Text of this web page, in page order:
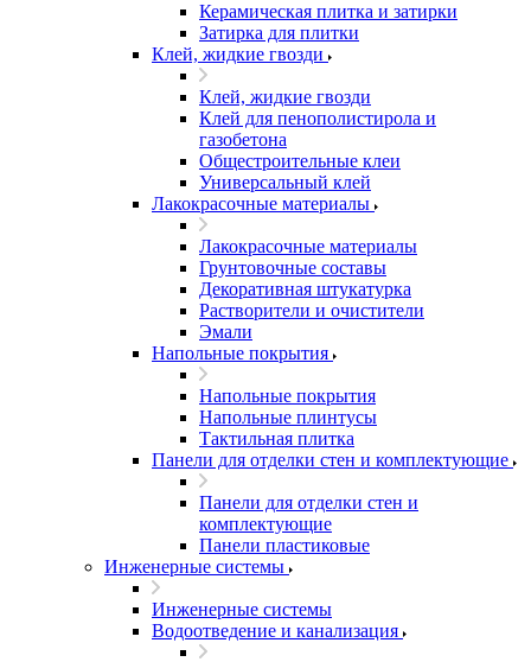
Керамическая плитка и затирки
Затирка для плитки
Клей, жидкие гвозди
Клей, жидкие гвозди
Клей для пенополистирола и
газобетона
Общестроительные клеи
Универсальный клей
Лакокрасочные материалы
Лакокрасочные материалы
Грунтовочные составы
Декоративная штукатурка
Растворители и очистители
Эмали
Напольные покрытия
Напольные покрытия
Напольные плинтусы
Тактильная плитка
Панели для отделки стен и комплектующие
Панели для отделки стен и
комплектующие
Панели пластиковые
Инженерные системы
Инженерные системы
Водоотведение и канализация